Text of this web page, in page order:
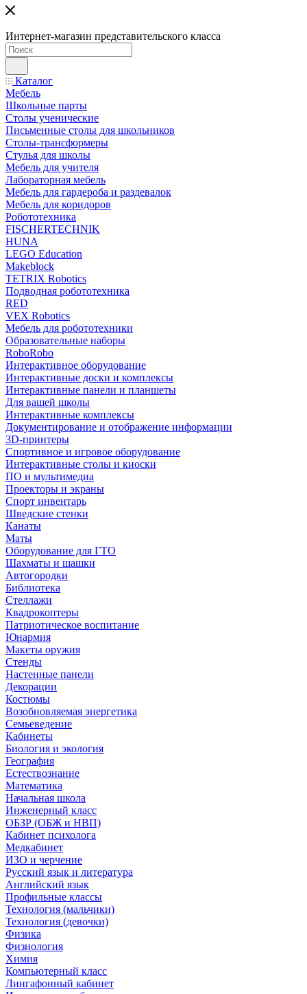
Интернет-магазин представительского класса
Каталог
Мебель
Школьные парты
Столы ученические
Письменные столы для школьников
Столы-трансформеры
Стулья для школы
Мебель для учителя
Лабораторная мебель
Мебель для гардероба и раздевалок
Мебель для коридоров
Робототехника
FISCHERTECHNIK
HUNA
LEGO Education
Makeblock
TETRIX Robotics
Подводная робототехника
RED
VEX Robotics
Мебель для робототехники
Образовательные наборы
RoboRobo
Интерактивное оборудование
Интерактивные доски и комплексы
Интерактивные панели и планшеты
Для вашей школы
Интерактивные комплексы
Документирование и отображение информации
3D-принтеры
Спортивное и игровое оборудование
Интерактивные столы и киоски
ПО и мультимедиа
Проекторы и экраны
Спорт инвентарь
Шведские стенки
Канаты
Маты
Оборудование для ГТО
Шахматы и шашки
Автогородки
Библиотека
Стеллажи
Квадрокоптеры
Патриотическое воспитание
Юнармия
Макеты оружия
Стенды
Настенные панели
Декорации
Костюмы
Возобновляемая энергетика
Семьеведение
Кабинеты
Биология и экология
География
Естествознание
Математика
Начальная школа
Инженерный класс
ОБЗР (ОБЖ и НВП)
Кабинет психолога
Медкабинет
ИЗО и черчение
Русский язык и литература
Английский язык
Профильные классы
Технология (мальчики)
Технология (девочки)
Физика
Физиология
Химия
Компьютерный класс
Лингафонный кабинет